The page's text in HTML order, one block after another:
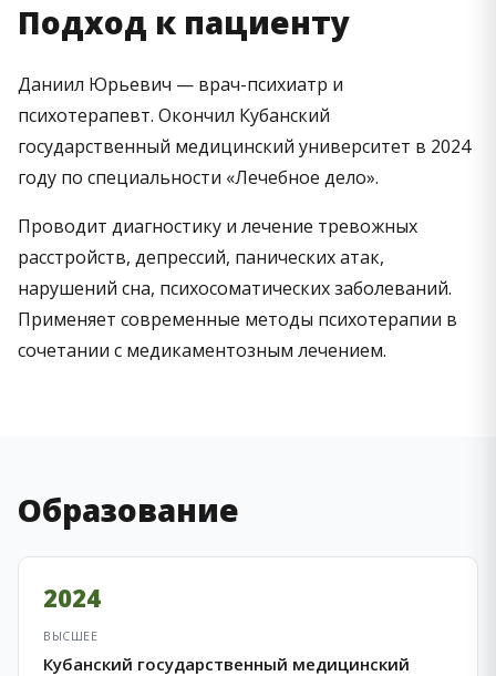
Подход к пациенту
Даниил Юрьевич — врач-психиатр и
психотерапевт. Окончил Кубанский
государственный медицинский университет в 2024
году по специальности «Лечебное дело».
Проводит диагностику и лечение тревожных
расстройств, депрессий, панических атак,
нарушений сна, психосоматических заболеваний.
Применяет современные методы психотерапии в
сочетании с медикаментозным лечением.
Образование
2024
ВЫСШЕЕ
Кубанский государственный медицинский